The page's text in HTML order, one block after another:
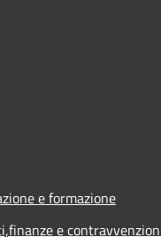
e formazione
e